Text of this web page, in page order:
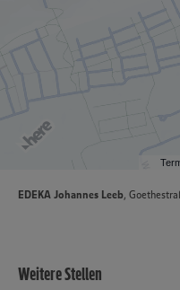
EDEKA Johannes Leeb,
Weitere Stellen